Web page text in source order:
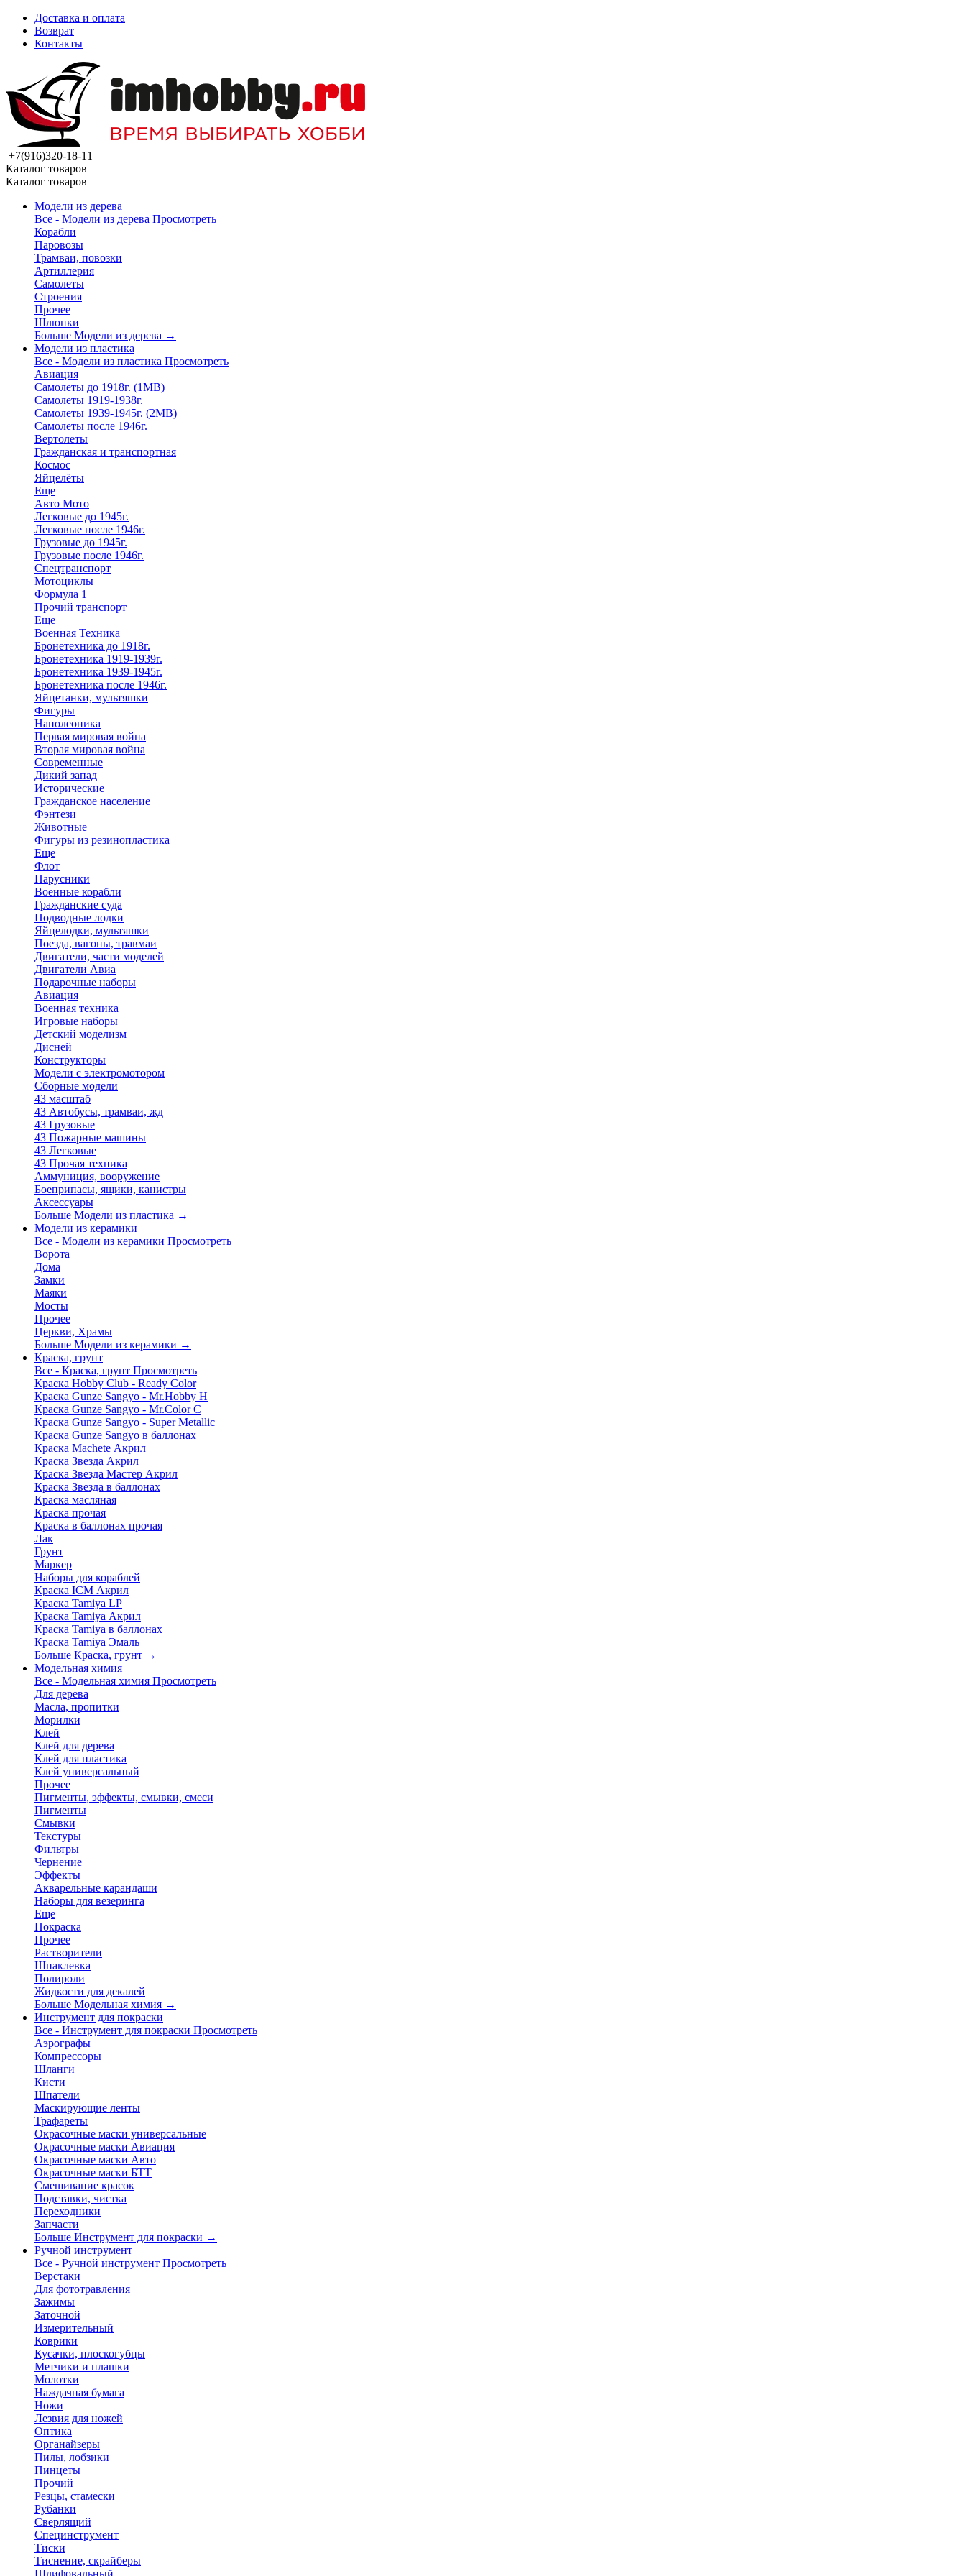
Доставка и оплата
Возврат
Контакты
+7(916)320-18-11
Каталог товаров
Каталог товаров
Модели из дерева
Все - Модели из дерева Просмотреть
Корабли
Паровозы
Трамваи, повозки
Артиллерия
Самолеты
Строения
Прочее
Шлюпки
Больше Модели из дерева →
Модели из пластика
Все - Модели из пластика Просмотреть
Авиация
Самолеты до 1918г. (1МВ)
Самолеты 1919-1938г.
Самолеты 1939-1945г. (2МВ)
Самолеты после 1946г.
Вертолеты
Гражданская и транспортная
Космос
Яйцелёты
Еще
Авто Мото
Легковые до 1945г.
Легковые после 1946г.
Грузовые до 1945г.
Грузовые после 1946г.
Спецтранспорт
Мотоциклы
Формула 1
Прочий транспорт
Еще
Военная Техника
Бронетехника до 1918г.
Бронетехника 1919-1939г.
Бронетехника 1939-1945г.
Бронетехника после 1946г.
Яйцетанки, мультяшки
Фигуры
Наполеоника
Первая мировая война
Вторая мировая война
Современные
Дикий запад
Исторические
Гражданское население
Фэнтези
Животные
Фигуры из резинопластика
Еще
Флот
Парусники
Военные корабли
Гражданские суда
Подводные лодки
Яйцелодки, мультяшки
Поезда, вагоны, травмаи
Двигатели, части моделей
Двигатели Авиа
Подарочные наборы
Авиация
Военная техника
Игровые наборы
Детский моделизм
Дисней
Конструкторы
Модели с электромотором
Сборные модели
43 масштаб
43 Автобусы, трамваи, жд
43 Грузовые
43 Пожарные машины
43 Легковые
43 Прочая техника
Аммуниция, вооружение
Боеприпасы, ящики, канистры
Аксессуары
Больше Модели из пластика →
Модели из керамики
Все - Модели из керамики Просмотреть
Ворота
Дома
Замки
Маяки
Мосты
Прочее
Церкви, Храмы
Больше Модели из керамики →
Краска, грунт
Все - Краска, грунт Просмотреть
Краска Hobby Club - Ready Color
Краска Gunze Sangyo - Mr.Hobby H
Краска Gunze Sangyo - Mr.Color C
Краска Gunze Sangyo - Super Metallic
Краска Gunze Sangyo в баллонах
Краска Machete Акрил
Краска Звезда Акрил
Краска Звезда Мастер Акрил
Краска Звезда в баллонах
Краска масляная
Краска прочая
Краска в баллонах прочая
Лак
Грунт
Маркер
Наборы для кораблей
Краска ICM Акрил
Краска Tamiya LP
Краска Tamiya Акрил
Краска Tamiya в баллонах
Краска Tamiya Эмаль
Больше Краска, грунт →
Модельная химия
Все - Модельная химия Просмотреть
Для дерева
Масла, пропитки
Морилки
Клей
Клей для дерева
Клей для пластика
Клей универсальный
Прочее
Пигменты, эффекты, смывки, смеси
Пигменты
Смывки
Текстуры
Фильтры
Чернение
Эффекты
Акварельные карандаши
Наборы для везеринга
Еще
Покраска
Прочее
Растворители
Шпаклевка
Полироли
Жидкости для декалей
Больше Модельная химия →
Инструмент для покраски
Все - Инструмент для покраски Просмотреть
Аэрографы
Компрессоры
Шланги
Кисти
Шпатели
Маскирующие ленты
Трафареты
Окрасочные маски универсальные
Окрасочные маски Авиация
Окрасочные маски Авто
Окрасочные маски БТТ
Смешивание красок
Подставки, чистка
Переходники
Запчасти
Больше Инструмент для покраски →
Ручной инструмент
Все - Ручной инструмент Просмотреть
Верстаки
Для фототравления
Зажимы
Заточной
Измерительный
Коврики
Кусачки, плоскогубцы
Метчики и плашки
Молотки
Наждачная бумага
Ножи
Лезвия для ножей
Оптика
Органайзеры
Пилы, лобзики
Пинцеты
Прочий
Резцы, стамески
Рубанки
Сверлящий
Специнструмент
Тиски
Тиснение, скрайберы
Шлифовальный